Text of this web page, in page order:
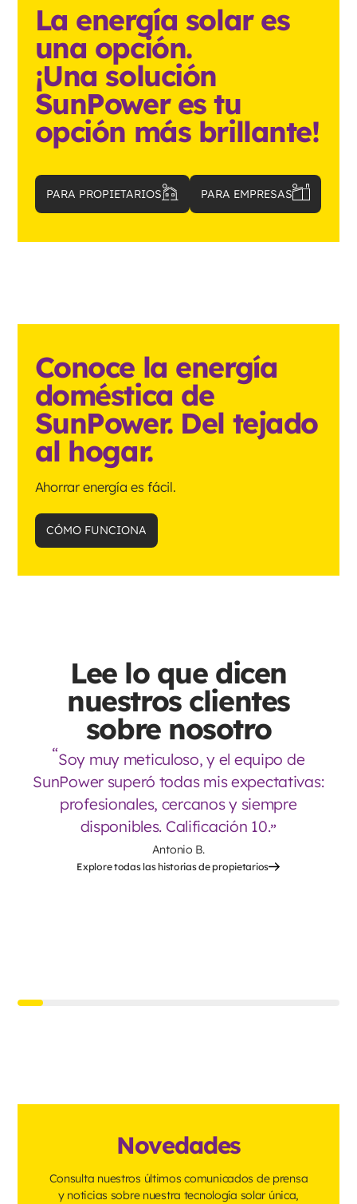
La energía solar es
una opción.
¡Una solución
SunPower es tu
opción más brillante!
PARA PROPIETARIOS PARA EMPRESAS
Conoce la energía
doméstica de
SunPower. Del tejado
al hogar.
Ahorrar energía es fácil.
CÓMO FUNCIONA
Lee lo que dicen
nuestros clientes
sobre nosotro
Soy muy meticuloso, y el equipo de
SunPower superó todas mis expectativas:
profesionales, cercanos y siempre
disponibles. Calificación 10.
Antonio B.
Explore todas las historias de propietarios
Novedades
Consulta nuestros últimos comunicados de prensa
y noticias sobre nuestra tecnología solar única,